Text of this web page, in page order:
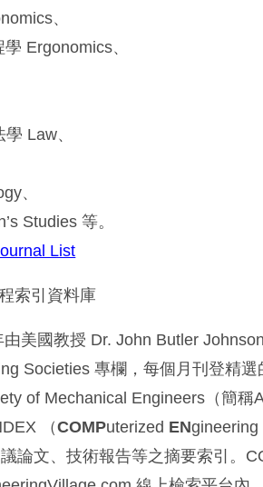
、
Ergonomics、
Law、
、
Studies 等。
List
索引資料庫
美國教授 Dr. John Butler
Societies 專欄，每個月刊登精選
of Mechanical Engineers（簡稱
（COMPuterized ENgineering
論文、技術報告等之摘要索引。